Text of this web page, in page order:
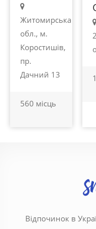
Житомирська
обл., м.
Коростишів,
пр.
Дачний 13
560 місць
Відпочинок в